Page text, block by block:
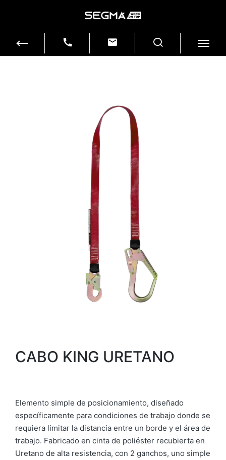
CABO KING URETANO
Elemento simple de posicionamiento, diseñado
específicamente para condiciones de trabajo donde se
requiera limitar la distancia entre un borde y el área de
trabajo. Fabricado en cinta de poliéster recubierta en
Uretano de alta resistencia, con 2 ganchos, uno simple